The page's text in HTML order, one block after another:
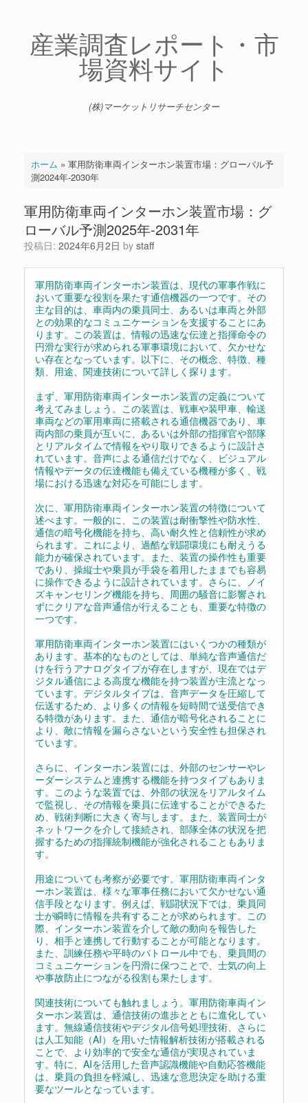
産業調査レポート・市
場資料サイト
(株)マーケットリサーチセンター
ホーム » 軍用防衛車両インターホン装置市場：グローバル予
測2024年-2030年
軍用防衛車両インターホン装置市場：グ
ローバル予測2025年-2031年
投稿日: 2024年6月2日 by staff
軍用防衛車両インターホン装置は、現代の軍事作戦に
おいて重要な役割を果たす通信機器の一つです。その
主な目的は、車両内の乗員同士、あるいは車両と外部
との効果的なコミュニケーションを支援することにあ
ります。この装置は、情報の迅速な伝達と指揮命令の
円滑な実行が求められる軍事環境において、欠かせな
い存在となっています。以下に、その概念、特徴、種
類、用途、関連技術について詳しく探ります。
まず、軍用防衛車両インターホン装置の定義について
考えてみましょう。この装置は、戦車や装甲車、輸送
車両などの軍用車両に搭載される通信機器であり、車
両内部の乗員が互いに、あるいは外部の指揮官や部隊
とリアルタイムで情報をやり取りできるように設計さ
れています。音声による通信だけでなく、ビジュアル
情報やデータの伝達機能も備えている機種が多く、戦
場における迅速な対応を可能にします。
次に、軍用防衛車両インターホン装置の特徴について
述べます。一般的に、この装置は耐衝撃性や防水性、
通信の暗号化機能を持ち、高い耐久性と信頼性が求め
られます。これにより、過酷な戦闘環境にも耐えうる
能力が確保されています。また、装置の操作性も重要
であり、操縦士や乗員が手袋を着用したままでも容易
に操作できるように設計されています。さらに、ノイ
ズキャンセリング機能を持ち、周囲の騒音に影響され
ずにクリアな音声通信が行えることも、重要な特徴の
一つです。
軍用防衛車両インターホン装置にはいくつかの種類が
あります。基本的なものとしては、単純な音声通信だ
けを行うアナログタイプが存在しますが、現在ではデ
ジタル通信による高度な機能を持つ装置が主流となっ
ています。デジタルタイプは、音声データを圧縮して
伝送するため、より多くの情報を短時間で送受信でき
る特徴があります。また、通信が暗号化されることに
より、敵に情報を漏らさないという安全性も担保され
ています。
さらに、インターホン装置には、外部のセンサーやレ
ーダーシステムと連携する機能を持つタイプもありま
す。このような装置では、外部の状況をリアルタイム
で監視し、その情報を乗員に伝達することができるた
め、戦術判断に大きく寄与します。また、装置同士が
ネットワークを介して接続され、部隊全体の状況を把
握するための指揮統制機能が強化されることもありま
す。
用途についても考察が必要です。軍用防衛車両インタ
ーホン装置は、様々な軍事任務において欠かせない通
信手段となります。例えば、戦闘状況下では、乗員同
士が瞬時に情報を共有することが求められます。この
際、インターホン装置を介して敵の動向を報告した
り、相手と連携して行動することが可能となります。
また、訓練任務や平時のパトロール中でも、乗員間の
コミュニケーションを円滑に保つことで、士気の向上
や事故防止につながる役割も果たします。
関連技術についても触れましょう。軍用防衛車両イン
ターホン装置は、通信技術の進歩とともに進化してい
ます。無線通信技術やデジタル信号処理技術、さらに
は人工知能（AI）を用いた情報解析技術が搭載される
ことで、より効率的で安全な通信が実現されていま
す。特に、AIを活用した音声認識機能や自動応答機能
は、乗員の負担を軽減し、迅速な意思決定を助ける重
要なツールとなっています。